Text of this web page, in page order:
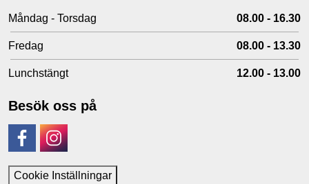
Måndag - Torsdag 08.00 - 16.30
Fredag 08.00 - 13.30
Lunchstängt 12.00 - 13.00
Besök oss på
FacebookInstagram
Cookie Inställningar